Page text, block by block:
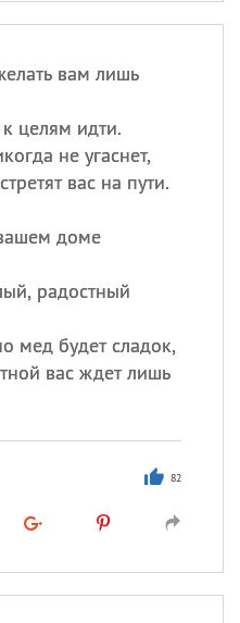
вам лишь
целям идти.
не угаснет,
вас на пути.
доме
радостный
мед будет сладок,
вас ждет лишь
82